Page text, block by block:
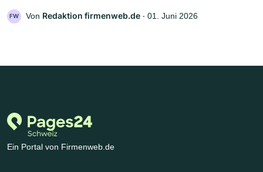
FW Von Redaktion firmenweb.de ‧ 01. Juni 2026
Ein Portal von Firmenweb.de